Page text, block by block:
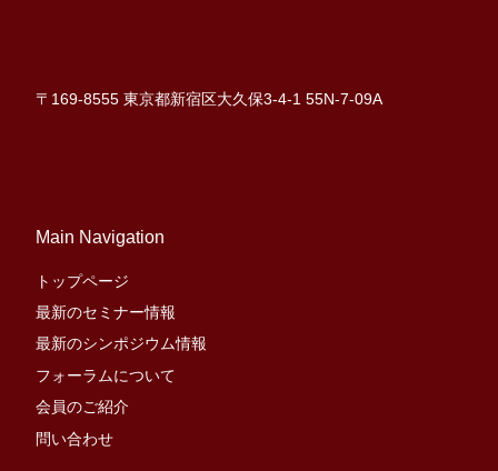
〒169-8555 東京都新宿区大久保3-4-1 55N-7-09A
Main Navigation
トップページ
最新のセミナー情報
最新のシンポジウム情報
フォーラムについて
会員のご紹介
問い合わせ